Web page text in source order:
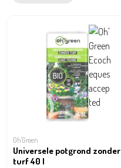
Oh'Green
Universele potgrond zonder
turf 40 l